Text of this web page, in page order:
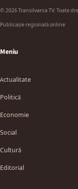
© 2026 Transilvania TV. Toate
Publicație regională online
Meniu
Actualitate
Politică
Economie
Social
Cultură
Editorial